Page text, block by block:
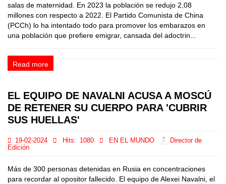
salas de maternidad. En 2023 la población se redujo 2,08
millones con respecto a 2022. El Partido Comunista de China
(PCCh) lo ha intentado todo para promover los embarazos en
una población que prefiere emigrar, cansada del adoctrin...
Read more
EL EQUIPO DE NAVALNI ACUSA A MOSCÚ
DE RETENER SU CUERPO PARA 'CUBRIR
SUS HUELLAS'
19-02-2024 Hits: 1080 EN EL MUNDO
Director de
Edición
Más de 300 personas detenidas en Rusia en concentraciones
para recordar al opositor fallecido. El equipo de Alexei Navalni, el